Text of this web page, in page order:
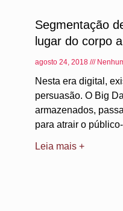
Segmentação
lugar do corpo
agosto 24, 2018
Nesta era digital,
persuasão. O Big
armazenados,
para atrair o
Leia mais +